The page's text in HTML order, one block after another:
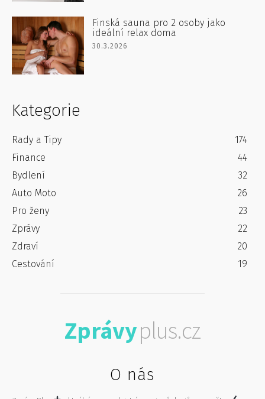
Finská sauna pro 2 osoby jako
ideální relax doma
30.3.2026
Kategorie
Rady a Tipy
174
Finance
44
Bydlení
32
Auto Moto
26
Pro ženy
23
Zprávy
22
Zdraví
20
Cestování
19
Zprávyplus.cz
O nás